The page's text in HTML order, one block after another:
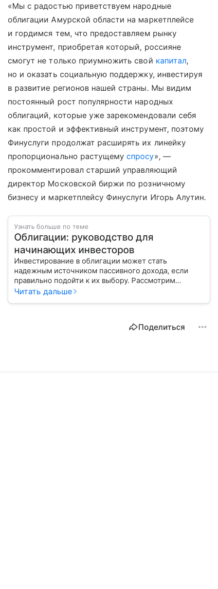
«Мы с радостью приветствуем народные
облигации Амурской области на маркетплейсе
и гордимся тем, что предоставляем рынку
инструмент, приобретая который, россияне
смогут не только приумножить свой капитал,
но и оказать социальную поддержку, инвестируя
в развитие регионов нашей страны. Мы видим
постоянный рост популярности народных
облигаций, которые уже зарекомендовали себя
как простой и эффективный инструмент, поэтому
Финуслуги продолжат расширять их линейку
пропорционально растущемуспросу», —
прокомментировал старший управляющий
директор Московской биржи по розничному
бизнесу и маркетплейсу Финуслуги Игорь Алутин.
Узнать больше по теме
Облигации: руководство для
начинающих инвесторов
Инвестирование в облигации может стать
надежным источником пассивного дохода, если
правильно подойти к их выбору. Рассмотрим
основные виды этих ценных бумаг и важные
Читать дальше
Поделиться